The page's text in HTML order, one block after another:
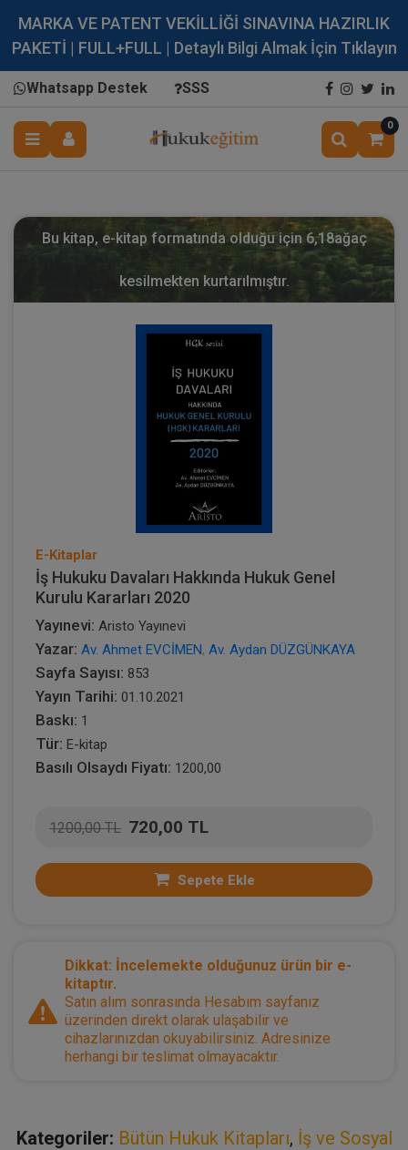
MARKA VE PATENT VEKİLLİĞİ SINAVINA HAZIRLIK
PAKETİ | FULL+FULL | Detaylı Bilgi Almak İçin Tıklayın
Whatsapp Destek SSS
0
Bu kitap, e-kitap formatında olduğu için 6,18ağaç
kesilmekten kurtarılmıştır.
E-Kitaplar
İş Hukuku Davaları Hakkında Hukuk Genel
Kurulu Kararları 2020
Yayınevi: Aristo Yayınevi
Yazar: Av. Ahmet EVCİMEN, Av. Aydan DÜZGÜNKAYA
Sayfa Sayısı: 853
Yayın Tarihi: 01.10.2021
Baskı: 1
Tür: E-kitap
Basılı Olsaydı Fiyatı: 1200,00
1200,00 TL 720,00 TL
Sepete Ekle
Dikkat: İncelemekte olduğunuz ürün bir e-
kitaptır.
Satın alım sonrasında Hesabım sayfanız
üzerinden direkt olarak ulaşabilir ve
cihazlarınızdan okuyabilirsiniz. Adresinize
herhangi bir teslimat olmayacaktır.
Kategoriler: Bütün Hukuk Kitapları, İş ve Sosyal